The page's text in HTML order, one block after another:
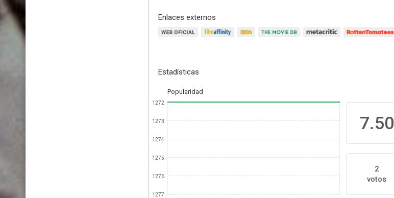
Enlaces externos
Estadísticas
Popularidad
1272
1273
1274
1275
1276
1277
7.50
2
votos